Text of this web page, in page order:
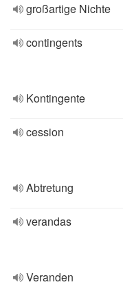
großartige Nichte
contingents
Kontingente
cession
Abtretung
verandas
Veranden